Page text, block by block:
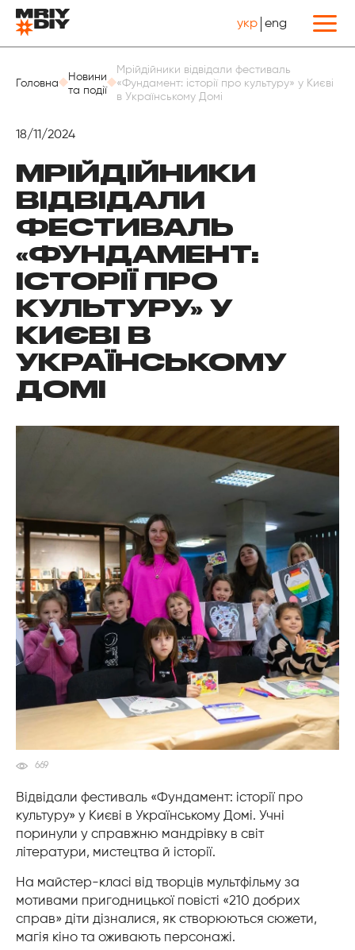
укр eng
Головна
Новини
та події
Мрійдійники відвідали фестиваль
«Фундамент: історії про культуру» у Києві
в Українському Домі
18/11/2024
МРІЙДІЙНИКИ
ВІДВІДАЛИ
ФЕСТИВАЛЬ
«ФУНДАМЕНТ:
ІСТОРІЇ ПРО
КУЛЬТУРУ» У
КИЄВІ В
УКРАЇНСЬКОМУ
ДОМІ
669
Відвідали фестиваль «Фундамент: історії про
культуру» у Києві в Українському Домі. Учні
поринули у справжню мандрівку в світ
літератури, мистецтва й історії.
На майстер-класі від творців мультфільму за
мотивами пригодницької повісті «210 добрих
справ» діти дізналися, як створюються сюжети,
магія кіно та оживають персонажі.